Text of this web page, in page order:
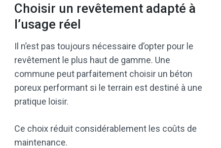
Choisir un revêtement adapté à
l’usage réel
Il n’est pas toujours nécessaire d’opter pour le
revêtement le plus haut de gamme. Une
commune peut parfaitement choisir un béton
poreux performant si le terrain est destiné à une
pratique loisir.
Ce choix réduit considérablement les coûts de
maintenance.